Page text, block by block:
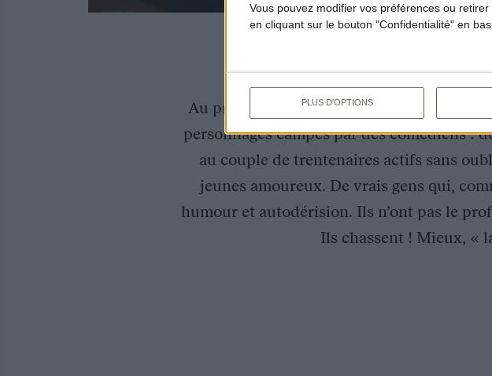
Vous pouvez modifier vos préférences ou
en cliquant sur le bouton "Confidentialité" en
PLUS D'OPTIONS
Au programme : une série de 8 courts
personnages campés par des comédiens :
au couple de trentenaires actifs sans
jeunes amoureux. De vrais gens qui,
humour et autodérision. Ils n’ont pas le
Ils chassent ! Mieux, «